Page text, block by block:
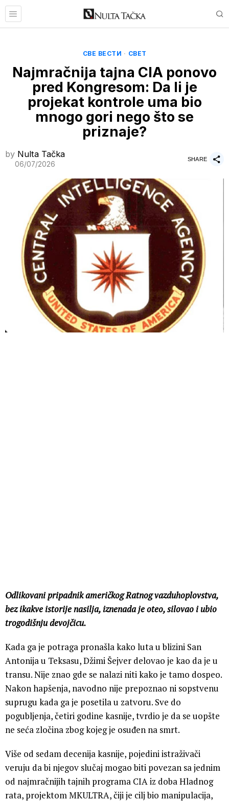
СВЕ ВЕСТИ · СВЕТ
Najmračnija tajna CIA ponovo
pred Kongresom: Da li je
projekat kontrole uma bio
mnogo gori nego što se
priznaje?
by Nulta Tačka
06/07/2026
SHARE
Odlikovani pripadnik američkog Ratnog vazduhoplovstva,
bez ikakve istorije nasilja, iznenada je oteo, silovao i ubio
trogodišnju devojčicu.
Kada ga je potraga pronašla kako luta u blizini San
Antonija u Teksasu, Džimi Šejver delovao je kao da je u
transu. Nije znao gde se nalazi niti kako je tamo dospeo.
Nakon hapšenja, navodno nije prepoznao ni sopstvenu
suprugu kada ga je posetila u zatvoru. Sve do
pogubljenja, četiri godine kasnije, tvrdio je da se uopšte
ne seća zločina zbog kojeg je osuđen na smrt.
Više od sedam decenija kasnije, pojedini istraživači
veruju da bi njegov slučaj mogao biti povezan sa jednim
od najmračnijih tajnih programa CIA iz doba Hladnog
rata, projektom MKULTRA, čiji je cilj bio manipulacija,